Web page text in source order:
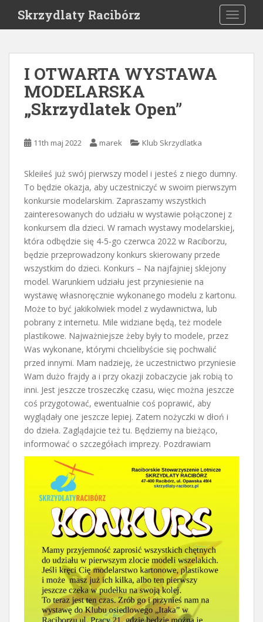
i
Skrzydlaty Racibórz
I OTWARTA WYSTAWA
MODELARSKA
„Skrzydlatek Open”
11th maj 2022 marek Klub Skrzydlatka
Skleiłeś już swój pierwszy model i jesteś z niego dumny.
To będzie okazja, aby uczestniczyć w swoim pierwszym
konkursie modelarskim. Zapraszamy wszystkich
zainteresowanych do udziału w wystawie połączonej z
konkursem dla dzieci. W ramach wystawy modelarskiej,
która odbędzie się 4-5-go czerwca 2022 w Raciborzu,
będzie przeprowadzony konkurs skierowany przede
wszystkim do dzieci. Konkurs – Na najfajniej sklejony
model. Warunkiem udziału jest przyniesienie na
wystawę własnoręcznie wykonanego modelu z kartonu.
Może to być jakikolwiek model z wydawnictwa, lub
pobrany z internetu. Mile widziane będą, też modele
plastikowe. Najważniejsze żeby były to modele, przez
Was wykonane, którymi chcielibyście się pochwalić
przed innymi. Mam nadzieję, że uczestnictwo przyniesie
Wam dużo frajdy a i przy okazji zobaczycie jak robią to
inni. Jest jeszcze troszeczkę czasu, więc można jeszcze
coś przygotować, ewentualnie coś poprawić, aby
wyglądały one jeszcze lepiej. Zatem nożyczki w dłoń i
do dzieła. Zaglądajcie też tu. Będziemy na bieżąco,
informować o szczegółach imprezy. Pozdrawiam